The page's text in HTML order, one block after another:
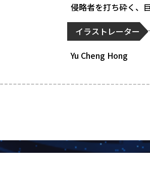
侵略者を打ち砕く、
イラストレーター
Yu Cheng Hong